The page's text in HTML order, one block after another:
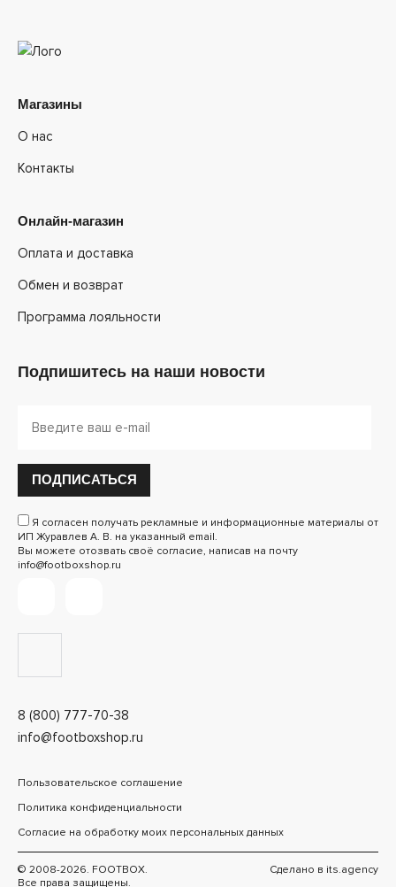
8 (800) 777-70-38
info@footboxshop.ru
Магазины
О нас
Контакты
Онлайн-магазин
Оплата и доставка
Обмен и возврат
Программа лояльности
Подпишитесь на наши новости
ПОДПИСАТЬСЯ
Я согласен получать рекламные и информационные материалы от
ИП Журавлев А. В. на указанный email.
Вы можете отозвать своё согласие, написав на почту
info@footboxshop.ru
Пользовательское соглашение
Политика конфиденциальности
Согласие на обработку моих персональных данных
© 2008-2026. FOOTBOX.
Все права защищены.
Сделано в its.agency